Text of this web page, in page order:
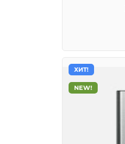
ХИТ!
NEW!